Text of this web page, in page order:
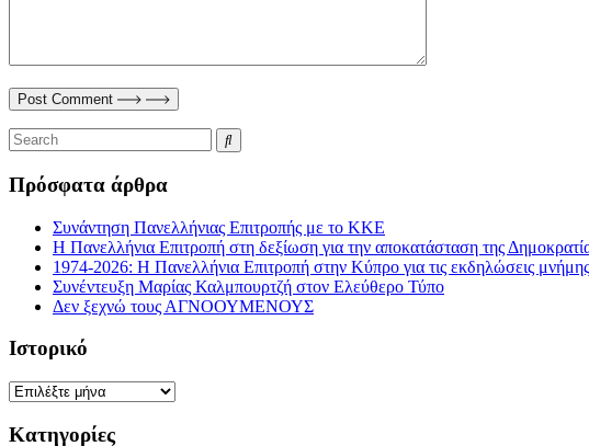
Post Comment
Πρόσφατα άρθρα
Συνάντηση Πανελλήνιας Επιτροπής με το ΚΚΕ
Η Πανελλήνια Επιτροπή στη δεξίωση για την αποκατάσταση της
1974-2026: Η Πανελλήνια Επιτροπή στην Κύπρο για τις εκδηλώσεις
Συνέντευξη Μαρίας Καλμπουρτζή στον Ελεύθερο Τύπο
Δεν ξεχνώ τους ΑΓΝΟΟΥΜΕΝΟΥΣ
Ιστορικό
Ιστορικό
Kατηγορίες